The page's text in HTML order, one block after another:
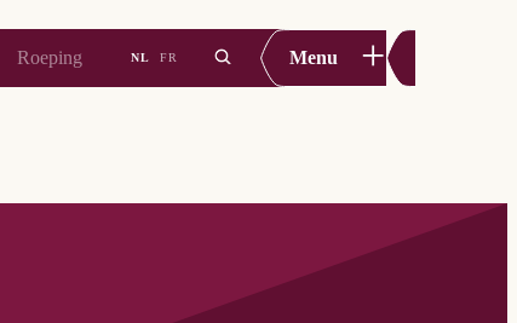
Roeping NL FR Menu +